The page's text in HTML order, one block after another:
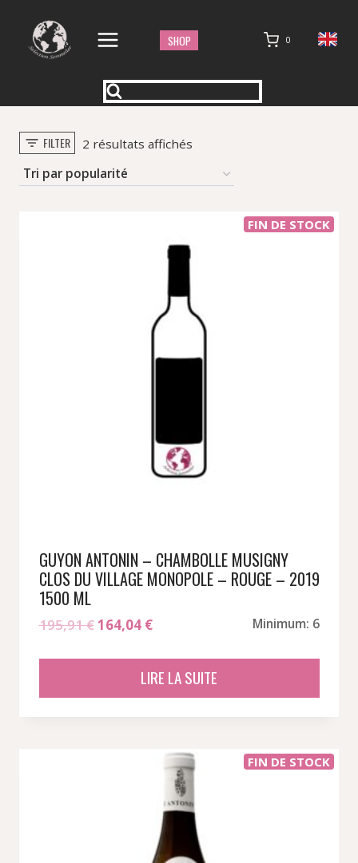
contenu
SHOP 0
FILTER 2 résultats affichésTrié
popularité
FIN DE STOCK
GUYON ANTONIN – CHAMBOLLE MUSIGNY
CLOS DU VILLAGE MONOPOLE – ROUGE – 2019
1500 ML
195,91€Le
164,04 €Le
est :
Minimum: 6
LIRE LA SUITE
FIN DE STOCK